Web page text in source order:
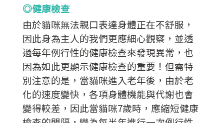
◎健康檢查
由於貓咪無法親口表達身體正在不舒服，
因此身為主人的我們更應細心觀察，並透
過每年例行性的健康檢查來發現異常，也
因為如此更顯示健康檢查的重要！ 但需特
別注意的是，當貓咪進入老年後，由於老
化的速度變快，各項身體機能與代謝也會
變得較差，因此當貓咪7歲時，應縮短健康